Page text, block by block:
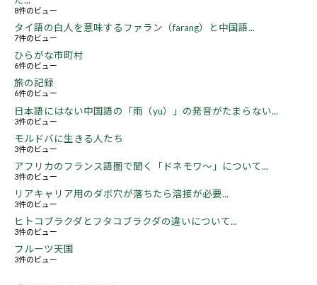
8件のビュー
タイ語の白人を意味するファラン（farang）と中国語...
7件のビュー
ひらがな市町村
6件のビュー
旅の記録
6件のビュー
日本語にはない中国語の「雨（yu）」の発音がたまらない...
3件のビュー
モルドバに生きる人たち
3件のビュー
アフリカのフランス語圏で聞く「ドネモワ～」について...
3件のビュー
リアキャリア用のダボ穴が落ちたら溶接が必要...
3件のビュー
ヒトコブラクダとフタコブラクダの違いについて...
3件のビュー
フルーツ天国
3件のビュー